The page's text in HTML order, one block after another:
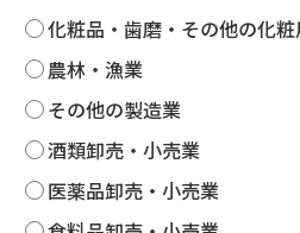
化粧品・歯磨・その他の化
農林・漁業
その他の製造業
酒類卸売・小売業
医薬品卸売・小売業